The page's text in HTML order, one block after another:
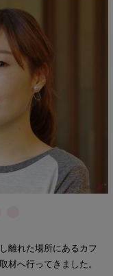
離れた場所にあるカフ
材へ行ってきました。